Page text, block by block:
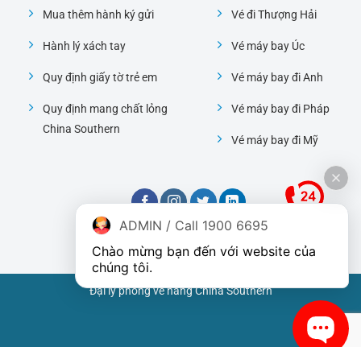
Mua thêm hành ký gửi
Hành lý xách tay
Quy định giấy tờ trẻ em
Quy định mang chất lỏng
China Southern
Vé đi Thượng Hải
Vé máy bay Úc
Vé máy bay đi Anh
Vé máy bay đi Pháp
Vé máy bay đi Mỹ
Đại lý phòng vé hãng China Southern
ADMIN / Call 1900 6695
Chào mừng bạn đến với website của
chúng tôi.